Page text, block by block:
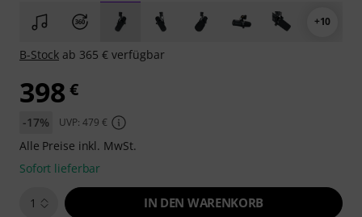
+10
B-Stock ab 365 € verfügbar
398 €
-17% UVP: 479 €
Alle Preise inkl. MwSt.
Sofort lieferbar
1 IN DEN WARENKORB